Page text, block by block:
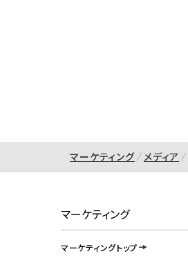
マーケティング メディア
マーケティング
マーケティングトップ